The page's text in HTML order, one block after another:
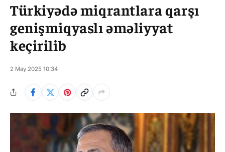
Türkiyədə miqrantlara qarşı
genişmiqyaslı əməliyyat
keçirilib
2 May 2025 10:34